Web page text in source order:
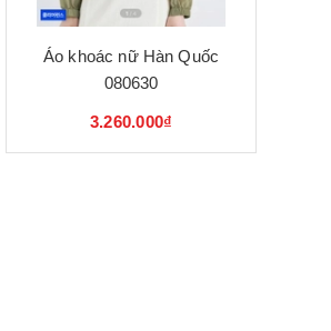
Áo khoác nữ Hàn Quốc
080630
3.260.000₫